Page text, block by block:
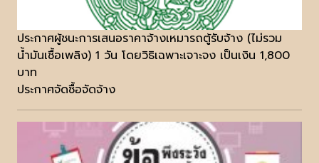
ประกาศผู้ชนะการเสนอราคาจ้างเหมารถตู้รับจ้าง (ไม่รวม
น้ำมันเชื้อเพลิง) 1 วัน โดยวิธิเฉพาะเจาะจง เป็นเงิน 1,800
บาท
ประกาศจัดซื้อจัดจ้าง